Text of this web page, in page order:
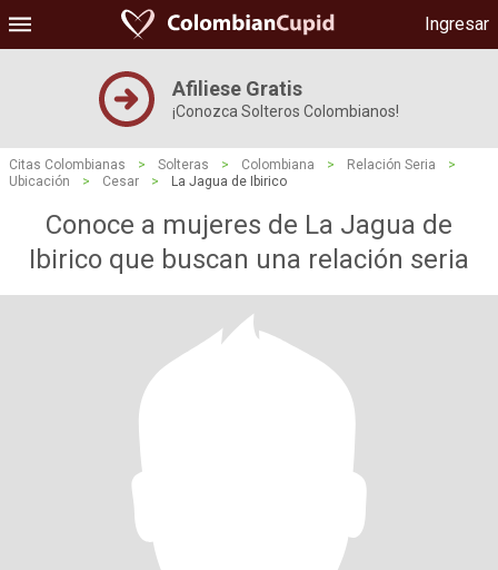
Ingresar
Afiliese Gratis
¡Conozca Solteros Colombianos!
Citas Colombianas > Solteras > Colombiana > Relación Seria
>
Ubicación
> Cesar > La Jagua de Ibirico
Conoce a mujeres de La Jagua de
Ibirico que buscan una relación seria